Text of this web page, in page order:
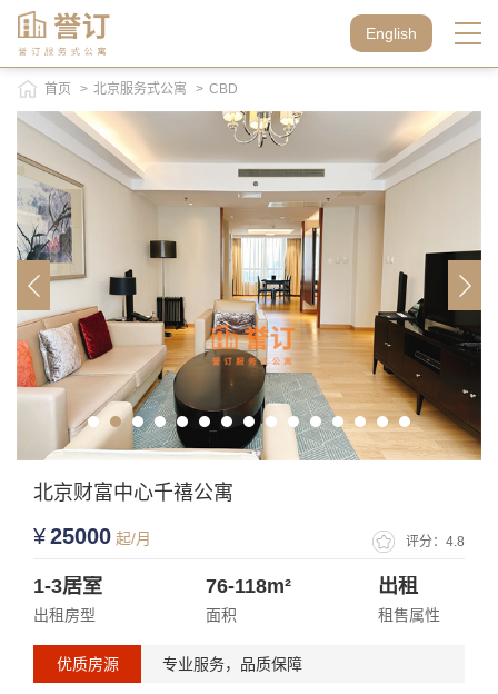
English
首页 > 北京服务式公寓 > CBD
北京财富中心千禧公寓
¥25000 起/月 评分：4.8
1-3居室
出租房型
76-118m²
面积
出租
租售属性
优质房源 专业服务，品质保障